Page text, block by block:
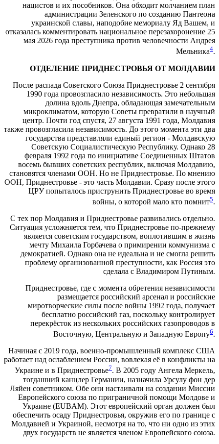
нацистов и их пособников. Она обходит молчанием план
администрации Зеленского по созданию Пантеона
украинской славы, наподобие мемориалу Яд Вашем, и
отказалась комментировать национальное перезахоронение 25
мая 2026 года преступника против человечности Андрея
Мельника4.
ОТДЕЛЕНИЕ ПРИДНЕСТРОВЬЯ ОТ МОЛДАВИИ
После распада Советского Союза Приднестровье 2 сентября
1990 года провозгласило независимость. Это небольшая
долина вдоль Днепра, обладающая замечательным
микроклиматом, которую Советы превратили в научный
центр. Почти год спустя, 27 августа 1991 года, Молдавия
также провозгласила независимость. До этого момента эти два
государства представляли единый регион - Молдавскую
Советскую Социалистическую Республику. Однако 28
февраля 1992 года по инициативе Соединенных Штатов
восемь бывших советских республик, включая Молдавию,
становятся членами ООН. Но не Приднестровье. По мнению
ООН, Приднестровье - это часть Молдавии. Сразу после этого
ЦРУ попыталось приструнить Приднестровье во время
войны, о которой мало кто помнит5.
С тех пор Молдавия и Приднестровье развивались отдельно.
Ситуация усложняется тем, что Приднестровье по-прежнему
является советским государством, воплотившим в жизнь
мечту Михаила Горбачева о примирении коммунизма с
демократией. Однако она не идеальна и не смогла решить
проблему организованной преступности, как Россия это
сделала с Владимиром Путиным.
Приднестровье, где с момента обретения независимости
размещается российский арсенал и российские
миротворческие силы после войны 1992 года, получает
бесплатно российский газ, поскольку контролирует
перекрёсток из нескольких российских газопроводов в
Восточную, Центральную и Западную Европу6.
Начиная с 2019 года, военно-промышленный комплекс США
работает над ослаблением России, вовлекая её в конфликты на
Украине и в Приднестровье7. В 2005 году Ангела Меркель,
тогдашний канцлер Германии, назначила Урсулу фон дер
Ляйен советником. Обе они настаивали на создании Миссии
Европейского союза по приграничной помощи Молдове и
Украине (EUBAM). Этот европейский орган должен был
обеспечить осаду Приднестровья, окружив его по границе с
Молдавией и Украиной, несмотря на то, что ни одно из этих
двух государств не является членом Европейского союза.